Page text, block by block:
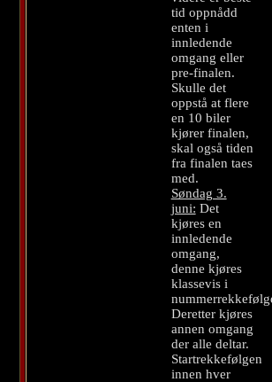
tid oppnådd
enten i
innledende
omgang eller
pre-finalen.
Skulle det
oppstå at flere
en 10 biler
kjører finalen,
skal også tiden
fra finalen taes
med.
Søndag 3.
juni: Det
kjøres en
innledende
omgang,
denne kjøres
klassevis i
Deretter kjøres
annen omgang
der alle deltar.
Startrekkefølgen
innen hver